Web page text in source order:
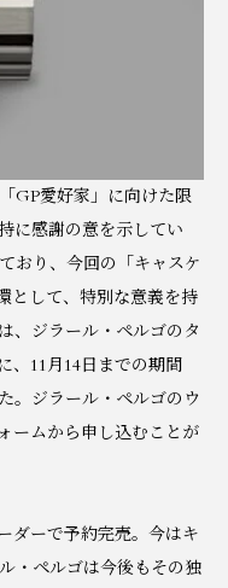
GP愛好家」に向けた限
に感謝の意を示してい
おり、今回の「キャスケ
として、特別な意義を持
、ジラール・ペルゴのタ
、11月14日までの期間
。ジラール・ペルゴのウ
ームから申し込むことが
ダーで予約完売。今はキ
・ペルゴは今後もその独